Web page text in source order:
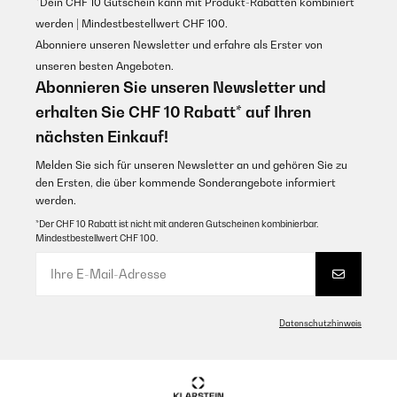
werden | Mindestbestellwert CHF 100.
Abonniere unseren Newsletter und erfahre als Erster von
unseren besten Angeboten.
Abonnieren Sie unseren Newsletter und
erhalten Sie CHF 10 Rabatt* auf Ihren
nächsten Einkauf!
Melden Sie sich für unseren Newsletter an und gehören Sie zu
den Ersten, die über kommende Sonderangebote informiert
werden.
*Der CHF 10 Rabatt ist nicht mit anderen Gutscheinen kombinierbar.
Mindestbestellwert CHF 100.
Datenschutzhinweis